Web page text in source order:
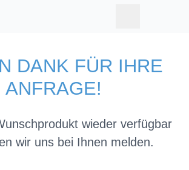
DANK FÜR IHRE
ANFRAGE!
wieder verfügbar
wir uns bei Ihnen melden.